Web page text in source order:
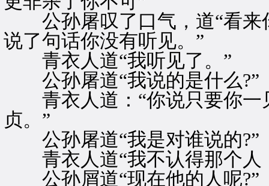
公孙屠叹了口气，道“看来
说了句话你没有听见。”
青衣人道“我听见了。”
公孙屠道“我说的是什么?”
青衣人道：“你说只要你一
贞。”
公孙屠道“我是对谁说的?”
青衣人道“我不认得那个人
公孙屑道“现在他的人呢?”